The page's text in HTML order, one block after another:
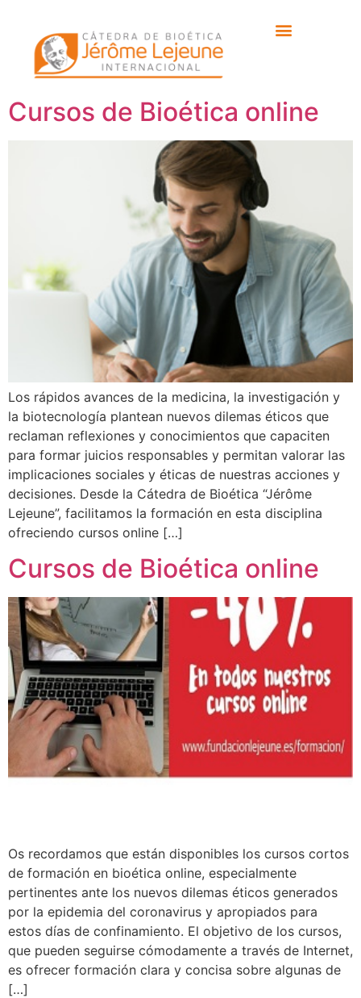
Etiqueta: José Carlos
Abellán Salort
Cursos de Bioética online
Los rápidos avances de la medicina, la investigación y
la biotecnología plantean nuevos dilemas éticos que
reclaman reflexiones y conocimientos que capaciten
para formar juicios responsables y permitan valorar las
implicaciones sociales y éticas de nuestras acciones y
decisiones. Desde la Cátedra de Bioética “Jérôme
Lejeune”, facilitamos la formación en esta disciplina
ofreciendo cursos online […]
Cursos de Bioética online
Os recordamos que están disponibles los cursos cortos
de formación en bioética online, especialmente
pertinentes ante los nuevos dilemas éticos generados
por la epidemia del coronavirus y apropiados para
estos días de confinamiento. El objetivo de los cursos,
que pueden seguirse cómodamente a través de Internet,
es ofrecer formación clara y concisa sobre algunas de
[…]